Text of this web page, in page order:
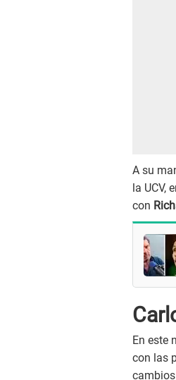
A su
la
con
En este
con las